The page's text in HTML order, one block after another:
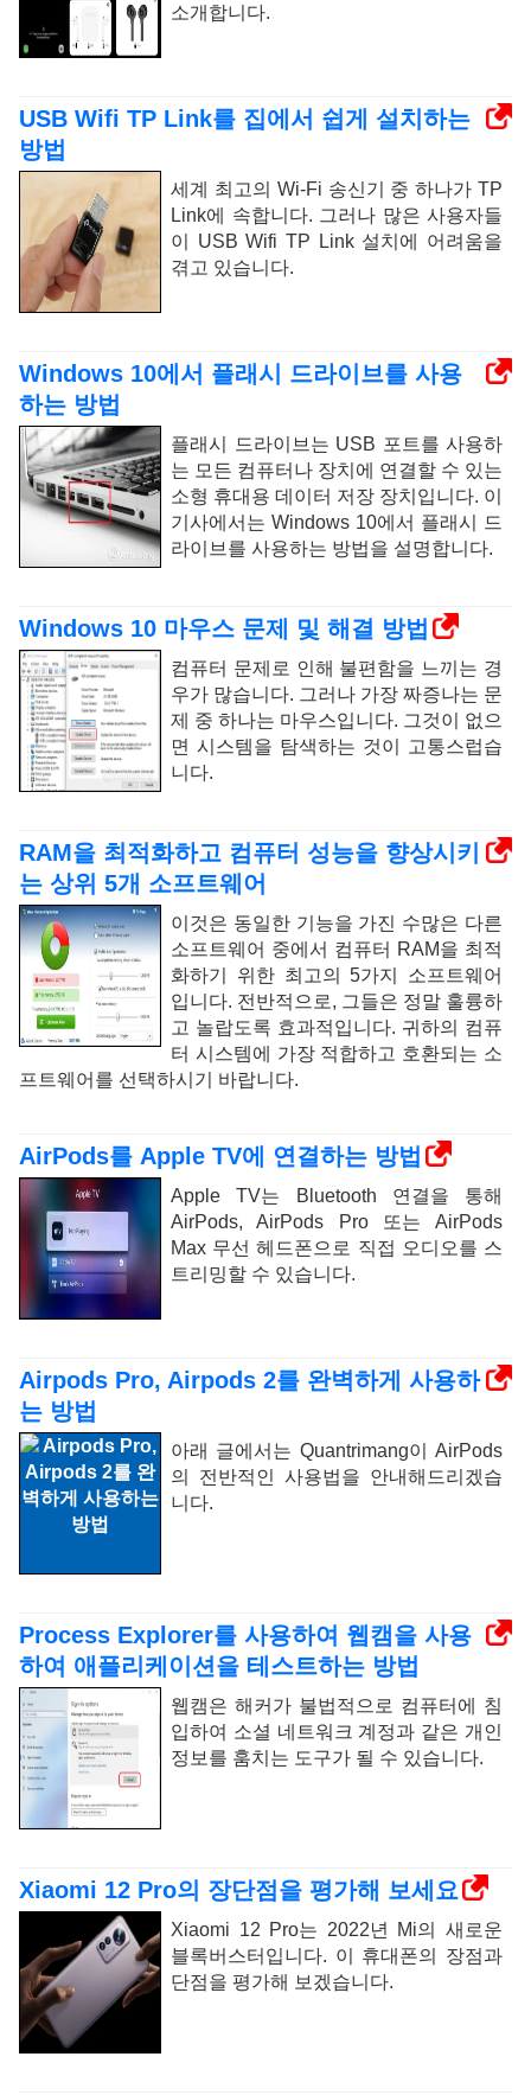
소개합니다.
USB Wifi TP Link를 집에서 쉽게 설치하는
방법
세계 최고의 Wi-Fi 송신기 중 하나가 TP
Link에 속합니다. 그러나 많은 사용자들
이 USB Wifi TP Link 설치에 어려움을
겪고 있습니다.
Windows 10에서 플래시 드라이브를 사용
하는 방법
플래시 드라이브는 USB 포트를 사용하
는 모든 컴퓨터나 장치에 연결할 수 있는
소형 휴대용 데이터 저장 장치입니다. 이
기사에서는 Windows 10에서 플래시 드
라이브를 사용하는 방법을 설명합니다.
Windows 10 마우스 문제 및 해결 방법
컴퓨터 문제로 인해 불편함을 느끼는 경
우가 많습니다. 그러나 가장 짜증나는 문
제 중 하나는 마우스입니다. 그것이 없으
면 시스템을 탐색하는 것이 고통스럽습
니다.
RAM을 최적화하고 컴퓨터 성능을 향상시키
는 상위 5개 소프트웨어
이것은 동일한 기능을 가진 수많은 다른
소프트웨어 중에서 컴퓨터 RAM을 최적
화하기 위한 최고의 5가지 소프트웨어
입니다. 전반적으로, 그들은 정말 훌륭하
고 놀랍도록 효과적입니다. 귀하의 컴퓨
터 시스템에 가장 적합하고 호환되는 소
프트웨어를 선택하시기 바랍니다.
AirPods를 Apple TV에 ​​연결하는 방법
Apple TV는 Bluetooth 연결을 통해
AirPods, AirPods Pro 또는 AirPods
Max 무선 헤드폰으로 직접 오디오를 스
트리밍할 수 있습니다.
Airpods Pro, Airpods 2를 완벽하게 사용하
는 방법
아래 글에서는 Quantrimang이 AirPods
의 전반적인 사용법을 안내해드리겠습
니다.
Process Explorer를 사용하여 웹캠을 사용
하여 애플리케이션을 테스트하는 방법
웹캠은 해커가 불법적으로 컴퓨터에 침
입하여 소셜 네트워크 계정과 같은 개인
정보를 훔치는 도구가 될 수 있습니다.
Xiaomi 12 Pro의 장단점을 평가해 보세요
Xiaomi 12 Pro는 2022년 Mi의 새로운
블록버스터입니다. 이 휴대폰의 장점과
단점을 평가해 보겠습니다.